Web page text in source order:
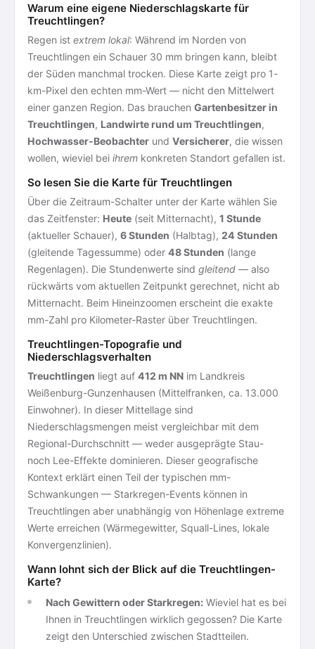
Warum eine eigene Niederschlagskarte für
Treuchtlingen?
Regen ist extrem lokal: Während im Norden von
Treuchtlingen ein Schauer 30 mm bringen kann, bleibt
der Süden manchmal trocken. Diese Karte zeigt pro 1-
km-Pixel den echten mm-Wert — nicht den Mittelwert
einer ganzen Region. Das brauchen Gartenbesitzer in
Treuchtlingen, Landwirte rund um Treuchtlingen,
Hochwasser-Beobachter und Versicherer, die wissen
wollen, wieviel bei ihrem konkreten Standort gefallen ist.
So lesen Sie die Karte für Treuchtlingen
Über die Zeitraum-Schalter unter der Karte wählen Sie
das Zeitfenster: Heute (seit Mitternacht), 1 Stunde
(aktueller Schauer), 6 Stunden (Halbtag), 24 Stunden
(gleitende Tagessumme) oder 48 Stunden (lange
Regenlagen). Die Stundenwerte sind gleitend — also
rückwärts vom aktuellen Zeitpunkt gerechnet, nicht ab
Mitternacht. Beim Hineinzoomen erscheint die exakte
mm-Zahl pro Kilometer-Raster über Treuchtlingen.
Treuchtlingen-Topografie und
Niederschlagsverhalten
Treuchtlingen liegt auf 412 m NN im Landkreis
Weißenburg-Gunzenhausen (Mittelfranken, ca. 13.000
Einwohner). In dieser Mittellage sind
Niederschlagsmengen meist vergleichbar mit dem
Regional-Durchschnitt — weder ausgeprägte Stau-
noch Lee-Effekte dominieren. Dieser geografische
Kontext erklärt einen Teil der typischen mm-
Schwankungen — Starkregen-Events können in
Treuchtlingen aber unabhängig von Höhenlage extreme
Werte erreichen (Wärmegewitter, Squall-Lines, lokale
Konvergenzlinien).
Wann lohnt sich der Blick auf die Treuchtlingen-
Karte?
Nach Gewittern oder Starkregen: Wieviel hat es bei
Ihnen in Treuchtlingen wirklich gegossen? Die Karte
zeigt den Unterschied zwischen Stadtteilen.